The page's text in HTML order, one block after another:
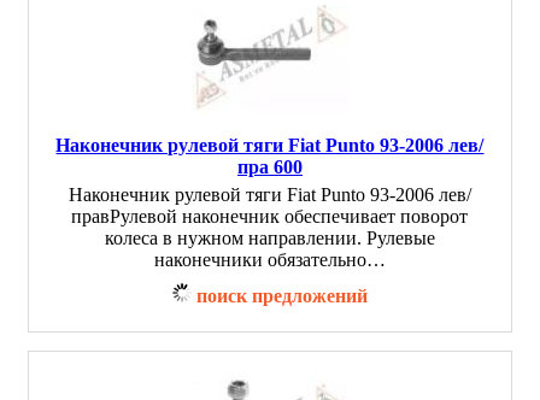
Наконечник рулевой тяги Fiat Punto 93-2006 лев/
пра 600
Наконечник рулевой тяги Fiat Punto 93-2006 лев/
правРулевой наконечник обеспечивает поворот
колеса в нужном направлении. Рулевые
наконечники обязательно…
поиск предложений